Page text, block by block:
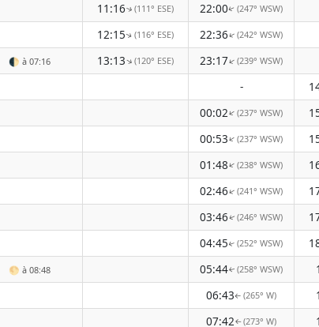
11:16↑(111° ESE) 22:00↑(247° WSW)
12:15↑(116° ESE) 22:36↑(242° WSW)
🌓 à 07:16 13:13↑(120° ESE) 23:17↑(239° WSW)
-
00:02↑(237° WSW)
00:53↑(237° WSW)
01:48↑(238° WSW)
02:46↑(241° WSW)
03:46↑(246° WSW)
04:45↑(252° WSW)
🌕 à 08:48 05:44↑(258° WSW)
06:43↑(265° W)
07:42↑(273° W)